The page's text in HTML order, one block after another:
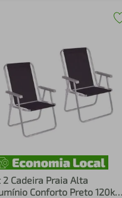
2 Cadeira Praia Alta
Conforto Preto 120kg